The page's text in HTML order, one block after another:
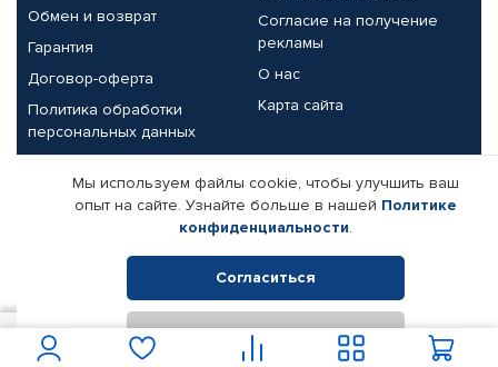
Обмен и возврат
Гарантия
Договор-оферта
Политика обработки
персональных данных
Согласие на получение
рекламы
О нас
Карта сайта
Партнерам
Корпоративным клиентам
Поставщикам
Реквизиты компании
© КАМАЗ ЦЕНТР ДОНЕЦК, 2015-2026. Все права защищены.
Интернет-магазин автомобильных товаров Автопрофи.
Мы используем файлы cookie, чтобы улучшить ваш
опыт на сайте. Узнайте больше в нашей Политике
конфиденциальности.
Согласиться
Отклонить
В корзину